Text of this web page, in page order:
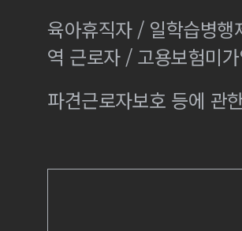
육아휴직자 / 일학습병
역 근로자 / 고용보험미
파견근로자보호 등에 관